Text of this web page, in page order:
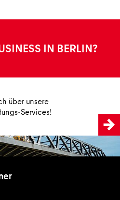
IN BERLIN?
über unsere
Services!